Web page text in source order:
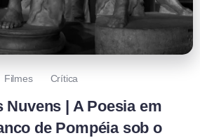
Filmes Crítica
Nuvens | A Poesia em
de Pompéia sob o